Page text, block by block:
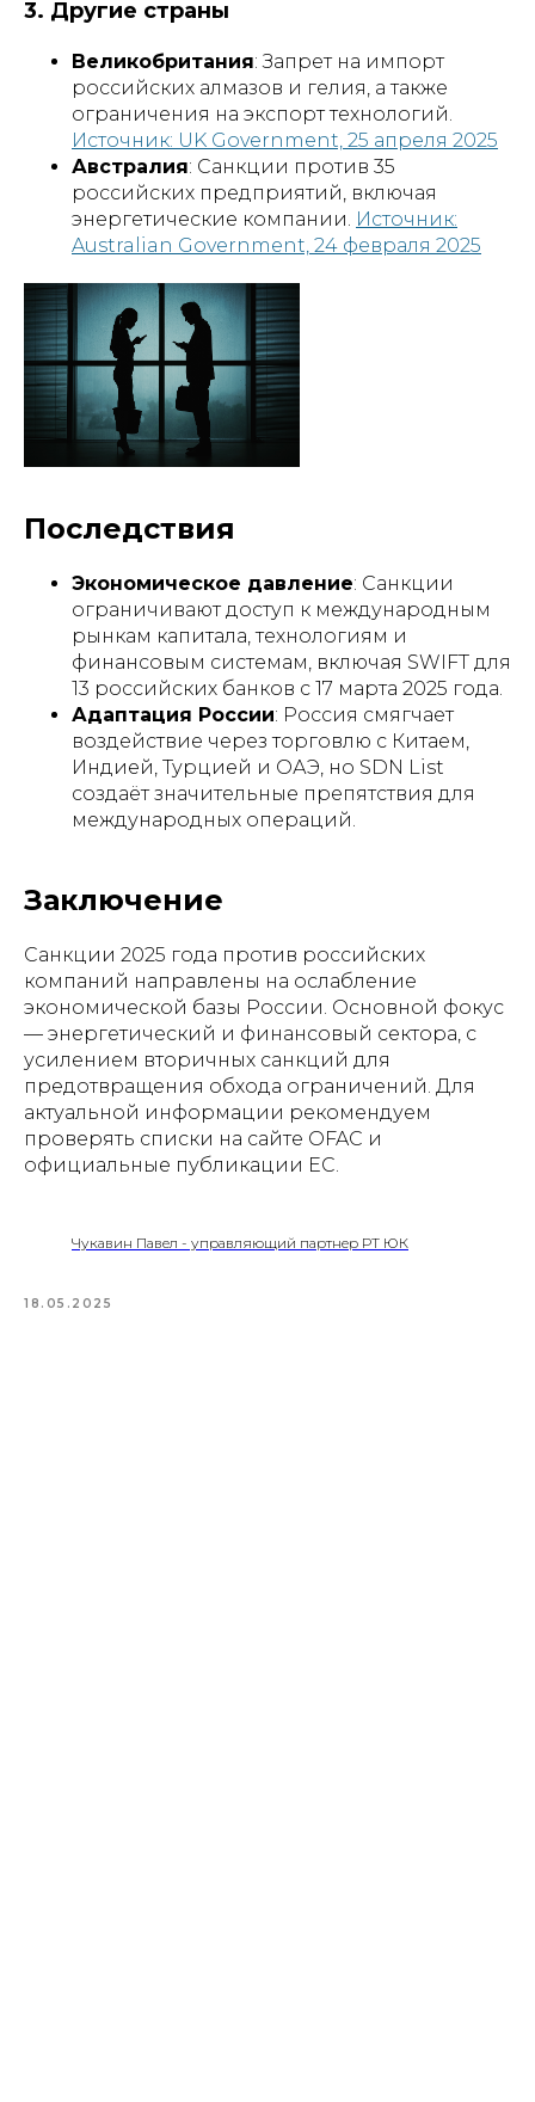
3. Другие страны
Великобритания: Запрет на импорт
российских алмазов и гелия, а также
ограничения на экспорт технологий.
Источник: UK Government, 25 апреля 2025
Австралия: Санкции против 35
российских предприятий, включая
энергетические компании. Источник:
Australian Government, 24 февраля 2025
Последствия
Экономическое давление: Санкции
ограничивают доступ к международным
рынкам капитала, технологиям и
финансовым системам, включая SWIFT для
13 российских банков с 17 марта 2025 года.
Адаптация России: Россия смягчает
воздействие через торговлю с Китаем,
Индией, Турцией и ОАЭ, но SDN List
создаёт значительные препятствия для
международных операций.
Заключение
Санкции 2025 года против российских
компаний направлены на ослабление
экономической базы России. Основной фокус
— энергетический и финансовый сектора, с
усилением вторичных санкций для
предотвращения обхода ограничений. Для
актуальной информации рекомендуем
проверять списки на сайте OFAC и
официальные публикации ЕС.
Чукавин Павел - управляющий партнер РТ ЮК
18.05.2025
КОНСУЛЬТАЦИЯ ПО
ЮРИДИЧЕСКИМ
ВОПРОСАМ В ТУРЦИИ
Запишитесь на консультацию -